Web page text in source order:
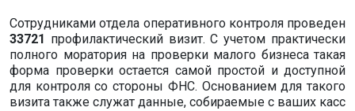
Сотрудниками отдела оперативного контроля проведен
33721 профилактический визит. С учетом практически
полного моратория на проверки малого бизнеса такая
форма проверки остается самой простой и доступной
для контроля со стороны ФНС. Основанием для такого
визита также служат данные, собираемые с ваших касс